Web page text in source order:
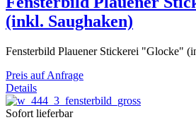
(inkl. Saughaken)
Fensterbild Plauener Stickerei "Glocke"
Preis auf Anfrage
Details
Sofort lieferbar